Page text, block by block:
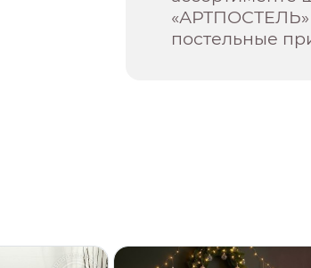
«АРТПОСТЕЛЬ»
постельные